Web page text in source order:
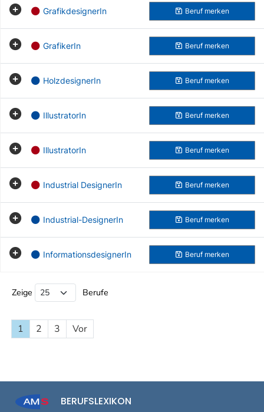
GrafikdesignerIn Beruf merken
GrafikerIn Beruf merken
HolzdesignerIn Beruf merken
IllustratorIn Beruf merken
IllustratorIn Beruf merken
Industrial DesignerIn Beruf merken
Industrial-DesignerIn Beruf merken
InformationsdesignerIn Beruf merken
Zeige Berufe
1 2 3 Vor
BERUFSLEXIKON